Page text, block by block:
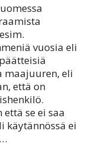
vuosia eli
maajuuren, eli
että on
se ei saa
käytännössä ei